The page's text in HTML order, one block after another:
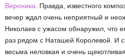
Вероника . Правда, известного
вечер ждал очень неприятный и
Николаев с ужасом обнаружил, что
раз рядом с Наташей Королевой. И
весьма неловкая и очень